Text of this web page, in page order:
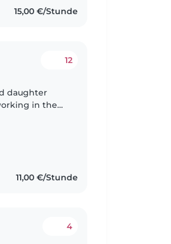
15,00 €/Stunde
12
daughter
in the
11,00 €/Stunde
4